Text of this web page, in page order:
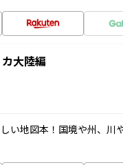
大陸編
い地図本！国境や州、川